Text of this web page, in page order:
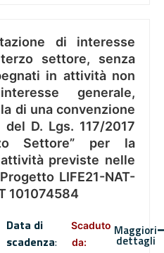
di interesse
settore, senza
in attività non
generale,
di una convenzione
D. Lgs. 117/2017
Settore” per la
previste nelle
LIFE21-NAT-
101074584
Data di
scadenza:
Scaduto
da:
Maggiori
dettagli